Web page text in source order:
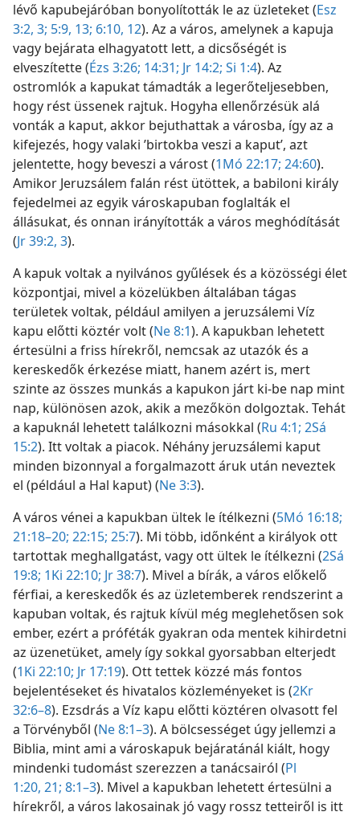
lévő kapubejáróban bonyolították le az üzleteket (Esz
3:2, 3; 5:9, 13; 6:10, 12). Az a város, amelynek a kapuja
vagy bejárata elhagyatott lett, a dicsőségét is
elveszítette (Ézs 3:26; 14:31; Jr 14:2; Si 1:4). Az
ostromlók a kapukat támadták a legerőteljesebben,
hogy rést üssenek rajtuk. Hogyha ellenőrzésük alá
vonták a kaput, akkor bejuthattak a városba, így az a
kifejezés, hogy valaki ’birtokba veszi a kaput’, azt
jelentette, hogy beveszi a várost (1Mó 22:17; 24:60).
Amikor Jeruzsálem falán rést ütöttek, a babiloni király
fejedelmei az egyik városkapuban foglalták el
állásukat, és onnan irányították a város meghódítását
(Jr 39:2, 3).
A kapuk voltak a nyilvános gyűlések és a közösségi élet
központjai, mivel a közelükben általában tágas
területek voltak, például amilyen a jeruzsálemi Víz
kapu előtti köztér volt (Ne 8:1). A kapukban lehetett
értesülni a friss hírekről, nemcsak az utazók és a
kereskedők érkezése miatt, hanem azért is, mert
szinte az összes munkás a kapukon járt ki-be nap mint
nap, különösen azok, akik a mezőkön dolgoztak. Tehát
a kapuknál lehetett találkozni másokkal (Ru 4:1; 2Sá
15:2). Itt voltak a piacok. Néhány jeruzsálemi kaput
minden bizonnyal a forgalmazott áruk után neveztek
el (például a Hal kaput) (Ne 3:3).
A város vénei a kapukban ültek le ítélkezni (5Mó 16:18;
21:18–20; 22:15; 25:7). Mi több, időnként a királyok ott
tartottak meghallgatást, vagy ott ültek le ítélkezni (2Sá
19:8; 1Ki 22:10; Jr 38:7). Mivel a bírák, a város előkelő
férfiai, a kereskedők és az üzletemberek rendszerint a
kapuban voltak, és rajtuk kívül még meglehetősen sok
ember, ezért a próféták gyakran oda mentek kihirdetni
az üzenetüket, amely így sokkal gyorsabban elterjedt
(1Ki 22:10; Jr 17:19). Ott tettek közzé más fontos
bejelentéseket és hivatalos közleményeket is (2Kr
32:6–8). Ezsdrás a Víz kapu előtti köztéren olvasott fel
a Törvényből (Ne 8:1–3). A bölcsességet úgy jellemzi a
Biblia, mint ami a városkapuk bejáratánál kiált, hogy
mindenki tudomást szerezzen a tanácsairól (Pl
1:20, 21; 8:1–3). Mivel a kapukban lehetett értesülni a
hírekről, a város lakosainak jó vagy rossz tetteiről is itt